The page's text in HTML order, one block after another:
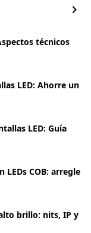
chevron_right
técnicos
LED: Ahorre un
LED: Guía
COB: arregle
brillo: nits, IP y